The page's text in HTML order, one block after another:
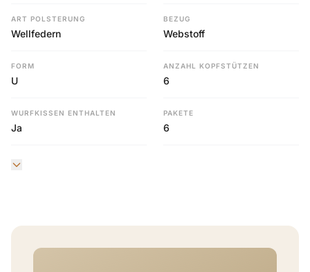
ART POLSTERUNG
Wellfedern
BEZUG
Webstoff
FORM
U
ANZAHL KOPFSTÜTZEN
6
WURFKISSEN ENTHALTEN
Ja
PAKETE
6